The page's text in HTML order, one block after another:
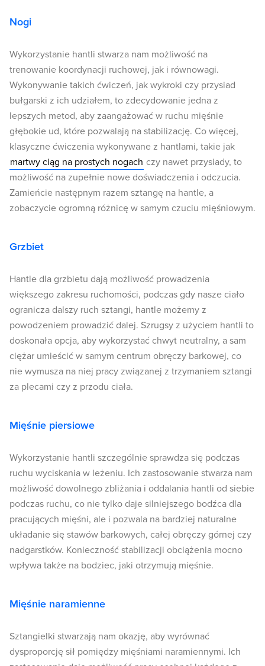
Nogi
Wykorzystanie hantli stwarza nam możliwość na
trenowanie koordynacji ruchowej, jak i równowagi.
Wykonywanie takich ćwiczeń, jak wykroki czy przysiad
bułgarski z ich udziałem, to zdecydowanie jedna z
lepszych metod, aby zaangażować w ruchu mięśnie
głębokie ud, które pozwalają na stabilizację. Co więcej,
klasyczne ćwiczenia wykonywane z hantlami, takie jak
martwy ciąg na prostych nogach czy nawet przysiady, to
możliwość na zupełnie nowe doświadczenia i odczucia.
Zamieńcie następnym razem sztangę na hantle, a
zobaczycie ogromną różnicę w samym czuciu mięśniowym.
Grzbiet
Hantle dla grzbietu dają możliwość prowadzenia
większego zakresu ruchomości, podczas gdy nasze ciało
ogranicza dalszy ruch sztangi, hantle możemy z
powodzeniem prowadzić dalej. Szrugsy z użyciem hantli to
doskonała opcja, aby wykorzystać chwyt neutralny, a sam
ciężar umieścić w samym centrum obręczy barkowej, co
nie wymusza na niej pracy związanej z trzymaniem sztangi
za plecami czy z przodu ciała.
Mięśnie piersiowe
Wykorzystanie hantli szczególnie sprawdza się podczas
ruchu wyciskania w leżeniu. Ich zastosowanie stwarza nam
możliwość dowolnego zbliżania i oddalania hantli od siebie
podczas ruchu, co nie tylko daje silniejszego bodźca dla
pracujących mięśni, ale i pozwala na bardziej naturalne
układanie się stawów barkowych, całej obręczy górnej czy
nadgarstków. Konieczność stabilizacji obciążenia mocno
wpływa także na bodziec, jaki otrzymują mięśnie.
Mięśnie naramienne
Sztangielki stwarzają nam okazję, aby wyrównać
dysproporcję sił pomiędzy mięśniami naramiennymi. Ich